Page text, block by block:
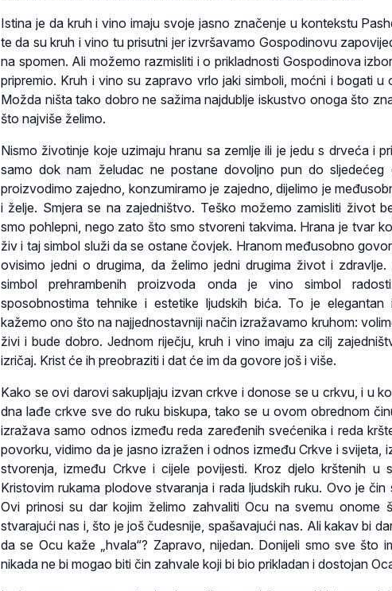
Istina je da kruh i vino imaju svoje jasno značenje u kontekstu
te da su kruh i vino tu prisutni jer izvršavamo Gospodinovu
na spomen. Ali možemo razmisliti i o prikladnosti Gospodinova
pripremio. Kruh i vino su zapravo vrlo jaki simboli, moćni i bogati u
Možda ništa tako dobro ne sažima najdublje iskustvo onoga što
što najviše želimo.
Nismo životinje koje uzimaju hranu sa zemlje ili je jedu s drveća i
samo dok nam želudac ne postane dovoljno pun do sljedećeg
proizvodimo zajedno, konzumiramo je zajedno, dijelimo je
i želje. Smjera se na zajedništvo. Teško možemo zamisliti život
smo pohlepni, nego zato što smo stvoreni takvima. Hrana je tvar
živ i taj simbol služi da se ostane čovjek. Hranom međusobno
ovisimo jedni o drugima, da želimo jedni drugima život i
simbol prehrambenih proizvoda onda je vino simbol
sposobnostima tehnike i estetike ljudskih bića. To je
kažemo ono što na najjednostavniji način izražavamo kruhom:
živi i bude dobro. Jednom riječju, kruh i vino imaju za cilj
izričaj. Krist će ih preobraziti i dat će im da govore još i više.
Kako se ovi darovi sakupljaju izvan crkve i donose se u crkvu, i u
dna lađe crkve sve do ruku biskupa, tako se u ovom obrednom
izražava samo odnos između reda zaređenih svećenika i reda
povorku, vidimo da je jasno izražen i odnos između Crkve i svijeta,
stvorenja, između Crkve i cijele povijesti. Kroz djelo krštenih u
Kristovim rukama plodove stvaranja i rada ljudskih ruku. Ovo je čin
Ovi prinosi su dar kojim želimo zahvaliti Ocu na svemu onome
stvarajući nas i, što je još čudesnije, spašavajući nas. Ali kakav bi
da se Ocu kaže „hvala“? Zapravo, nijedan. Donijeli smo sve što
nikada ne bi mogao biti čin zahvale koji bi bio prikladan i dostojan